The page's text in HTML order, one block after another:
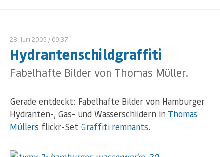
28. Juni 2005 / 09:37
Hydrantenschildgraffiti
Fabelhafte Bilder von Thomas Müller.
Gerade entdeckt: Fabelhafte Bilder von Hamburger
Hydranten-, Gas- und Wasserschildern in Thomas
Müllers flickr-Set Graffiti remnants.